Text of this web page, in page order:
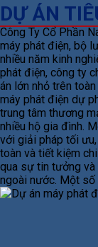
DỰ ÁN
Công Ty Cổ Phần
máy phát điện, bộ
nhiều năm kinh
phát điện, công ty
án lớn nhỏ trên
máy phát điện dự
trung tâm thương
nhiều hộ gia đình.
với giải pháp tối
toàn và tiết kiệm
qua sự tin tưởng và
ngoài nước. Một số